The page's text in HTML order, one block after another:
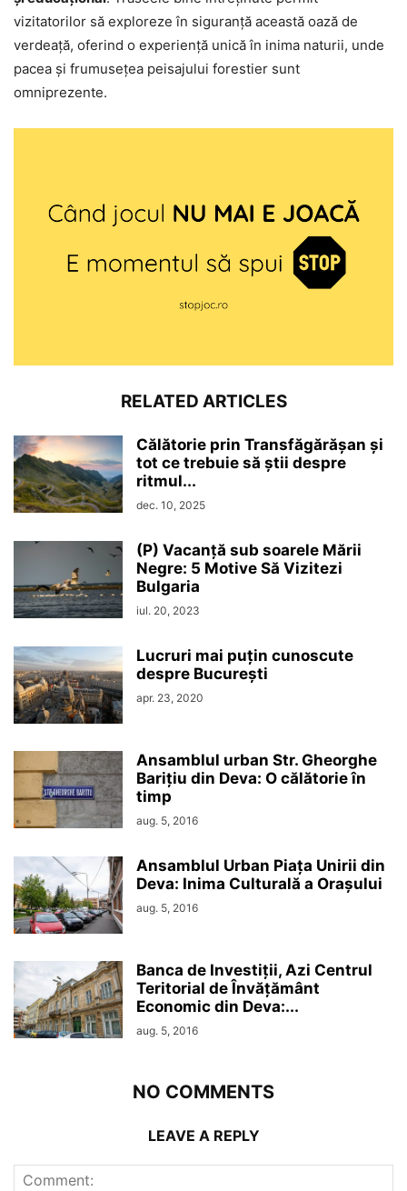
vizitatorilor să exploreze în siguranță această oază de
verdeață, oferind o experiență unică în inima naturii, unde
pacea și frumusețea peisajului forestier sunt
omniprezente.
RELATED ARTICLES
Călătorie prin Transfăgărășan și
tot ce trebuie să știi despre
ritmul...
dec. 10, 2025
(P) Vacanță sub soarele Mării
Negre: 5 Motive Să Vizitezi
Bulgaria
iul. 20, 2023
Lucruri mai puțin cunoscute
despre București
apr. 23, 2020
Ansamblul urban Str. Gheorghe
Barițiu din Deva: O călătorie în
timp
aug. 5, 2016
Ansamblul Urban Piața Unirii din
Deva: Inima Culturală a Orașului
aug. 5, 2016
Banca de Investiții, Azi Centrul
Teritorial de Învățământ
Economic din Deva:...
aug. 5, 2016
NO COMMENTS
LEAVE A REPLY